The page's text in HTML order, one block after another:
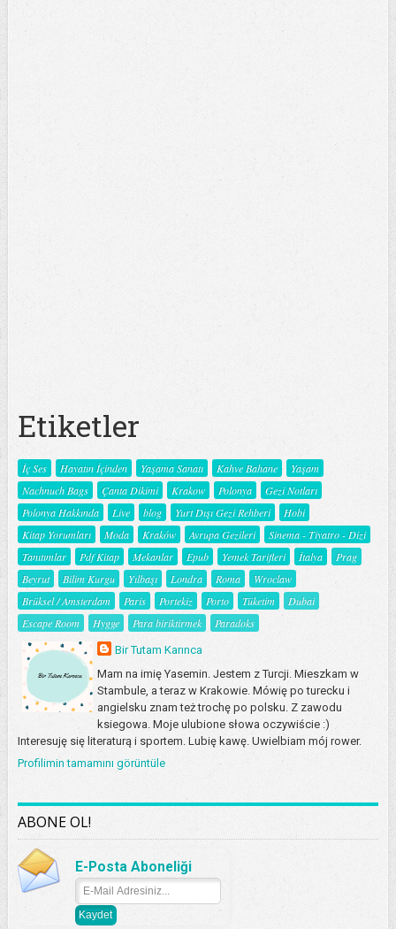
Etiketler
İç Ses Hayatın İçinden Yaşama Sanatı Kahve Bahane
Yaşam
Nachnuch Bags
Çanta Dikimi Krakow Polonya
Gezi Notları
Polonya Hakkında
Live blog Yurt Dışı Gezi Rehberi
Hobi
Kitap Yorumları
Moda Kraków Avrupa Gezileri
Sinema - Tiyatro - Dizi
Tanıtımlar
Pdf Kitap Mekanlar Epub Yemek Tarifleri İtalya
Prag
Beyrut
Bilim Kurgu Yılbaşı Londra Roma
Wroclaw
Brüksel / Amsterdam
Paris Portekiz Porto Tüketim
Dubai
Escape Room
Hygge Para biriktirmek Paradoks
Bir Tutam Karınca
Mam na imię Yasemin. Jestem z Turcji. Mieszkam w
Stambule, a teraz w Krakowie. Mówię po turecku i
angielsku znam też trochę po polsku. Z zawodu
ksiegowa. Moje ulubione słowa oczywiście :)
Interesuję się literaturą i sportem. Lubię kawę. Uwielbiam mój rower.
Profilimin tamamını görüntüle
ABONE OL!
E-Posta Aboneliği